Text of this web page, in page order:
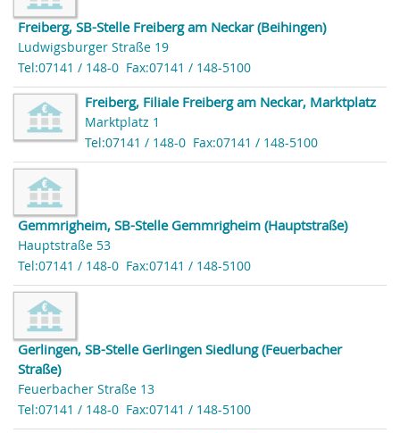
Freiberg, SB-Stelle Freiberg am Neckar (Beihingen)
Ludwigsburger Straße 19
Tel:07141 / 148-0 Fax:07141 / 148-5100
Freiberg, Filiale Freiberg am Neckar, Marktplatz
Marktplatz 1
Tel:07141 / 148-0 Fax:07141 / 148-5100
Gemmrigheim, SB-Stelle Gemmrigheim (Hauptstraße)
Hauptstraße 53
Tel:07141 / 148-0 Fax:07141 / 148-5100
Gerlingen, SB-Stelle Gerlingen Siedlung (Feuerbacher
Straße)
Feuerbacher Straße 13
Tel:07141 / 148-0 Fax:07141 / 148-5100